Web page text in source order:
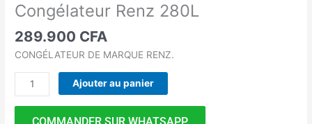
Congélateur Renz 280L
289.900 CFA
CONGÉLATEUR DE MARQUE RENZ.
Ajouter au panier
COMMANDER SUR WHATSAPP